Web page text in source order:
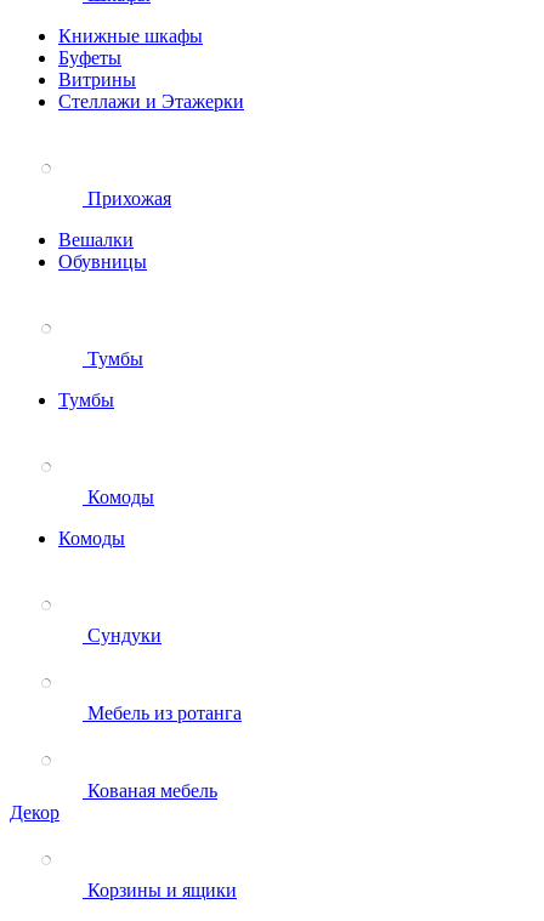
Книжные шкафы
Буфеты
Витрины
Стеллажи и Этажерки
Прихожая
Вешалки
Обувницы
Тумбы
Тумбы
Комоды
Комоды
Сундуки
Мебель из ротанга
Кованая мебель
Декор
Корзины и ящики